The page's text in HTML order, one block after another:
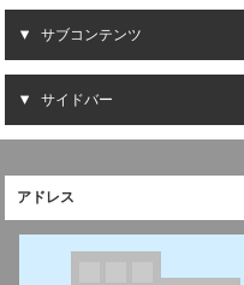
サブコンテンツ
サイドバー
アドレス